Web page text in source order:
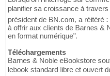
planifier sa croissance à travers
président de BN.com, a réitéré
à offrir aux clients de Barnes &
en format numérique".
Téléchargements
Barnes & Noble eBookstore
lebook standard libre et ouvert